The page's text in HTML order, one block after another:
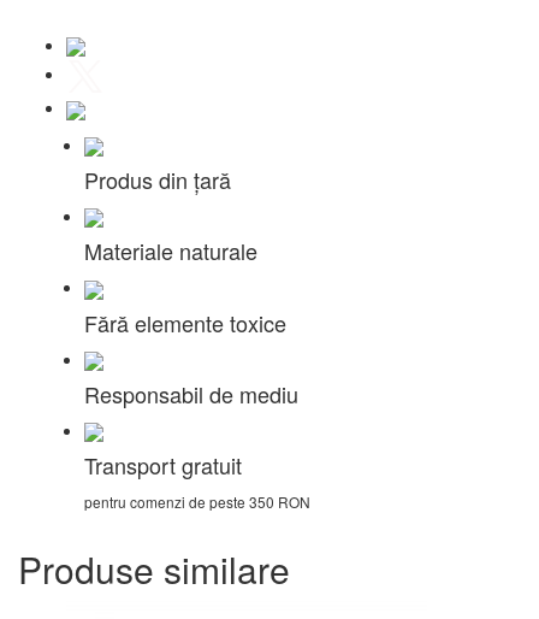
Produs din țară
Materiale naturale
Fără elemente toxice
Responsabil de mediu
Transport gratuit
pentru comenzi de peste 350 RON
Produse similare